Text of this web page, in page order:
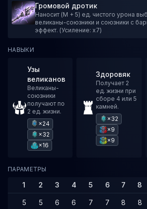
Громовой дротик
Наносит (M + 5) ед. чистого урона
великаны-союзники и союзники с
эффект. (Усиление: x7)
НАВЫКИ
Узы
великанов
Великаны-
союзники
получают по
2 ед. жизни.
×24
×32
×16
Здоровяк
Получает 2
ед. жизни при
сборе 4 или 5
камней.
×32
×9
×9
ПАРАМЕТРЫ
1 2 3 4 5 6 7 8
5 5 6 6 7 7 8 8